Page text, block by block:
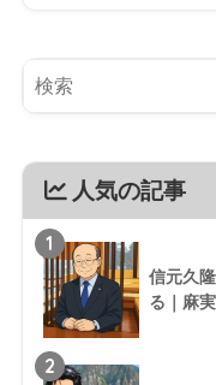
人気の記事
1
信元久
る｜麻
2